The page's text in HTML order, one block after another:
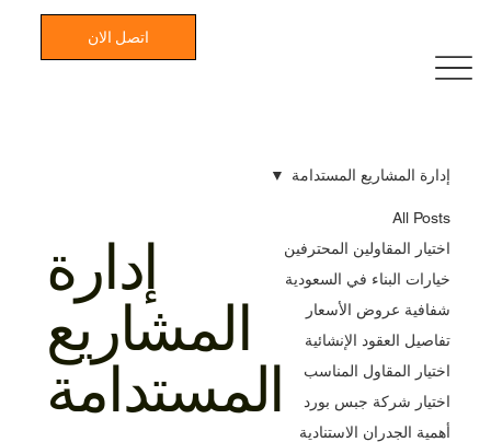
اتصل الان
All Posts
اختيار المقاولين المحترفين
خيارات البناء في السعودية
شفافية عروض الأسعار
تفاصيل العقود الإنشائية
اختيار المقاول المناسب
اختيار شركة جبس بورد
أهمية الجدران الاستنادية
إدارة المشاريع المستدامة
إدارة
المشاريع
المستدامة